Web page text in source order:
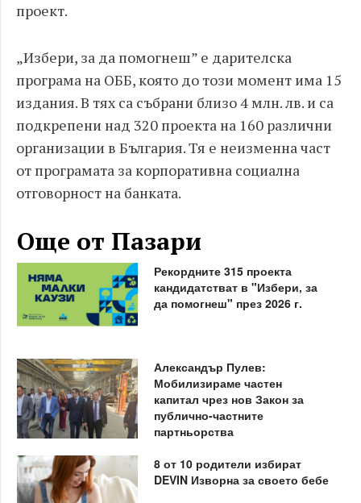
проект.
„Избери, за да помогнеш” е дарителска
програма на ОББ, която до този момент има 15
издания. В тях са събрани близо 4 млн. лв. и са
подкрепени над 320 проекта на 160 различни
организации в България. Тя е неизменна част
от програмата за корпоративна социална
отговорност на банката.
Още от Пазари
Рекордните 315 проекта
кандидатстват в "Избери, за
да помогнеш" през 2026 г.
Александър Пулев:
Мобилизираме частен
капитал чрез нов Закон за
публично-частните
партньорства
8 от 10 родители избират
DEVIN Изворна за своето бебе